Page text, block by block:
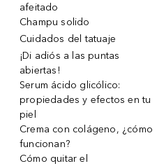
afeitado
Champu solido
Cuidados del tatuaje
¡Di adiós a las puntas
abiertas!
Serum ácido glicólico:
propiedades y efectos en tu
piel
Crema con colágeno, ¿cómo
funcionan?
Cómo quitar el